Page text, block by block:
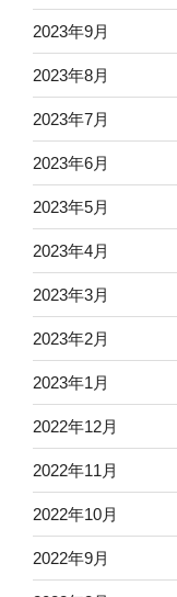
2023年9月
2023年8月
2023年7月
2023年6月
2023年5月
2023年4月
2023年3月
2023年2月
2023年1月
2022年12月
2022年11月
2022年10月
2022年9月